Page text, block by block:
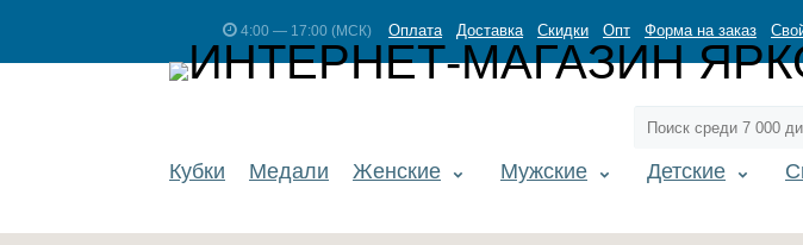
4:00 — 17:00 (МСК) Оплата Доставка Скидки Опт Форма на заказ
Кубки Медали Женские Мужские Детские